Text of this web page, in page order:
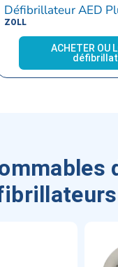
Défibrillateur AED
ZOLL
ACHETER OU